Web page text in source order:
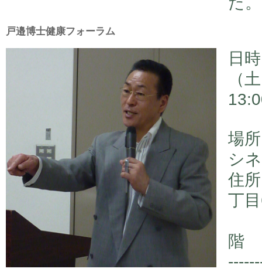
戸邉博士健康フォーラム
日
（
場
シ
住
丁
階